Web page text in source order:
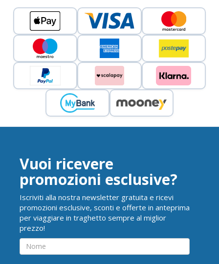
Vuoi ricevere
promozioni esclusive?
Iscriviti alla nostra newsletter gratuita e ricevi
promozioni esclusive, sconti e offerte in anteprima
per viaggiare in traghetto sempre al miglior
prezzo!